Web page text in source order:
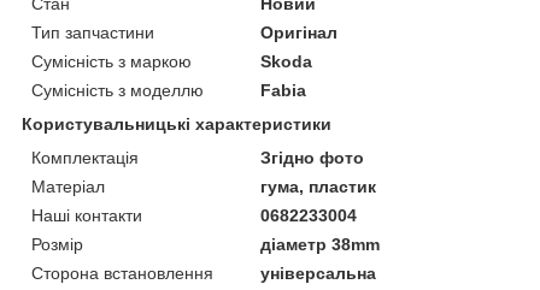
Тип запчастини
Оригінал
Сумісність з маркою
Skoda
Сумісність з моделлю
Fabia
Користувальницькі характеристики
Комплектація
Згідно фото
Матеріал
гума, пластик
Наші контакти
0682233004
Розмір
діаметр 38mm
Сторона встановлення
універсальна